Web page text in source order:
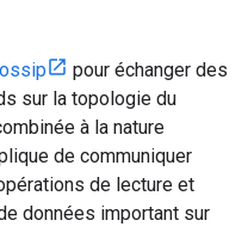
pour échanger des
sur la topologie du
à la nature
de communiquer
de lecture et
données important sur